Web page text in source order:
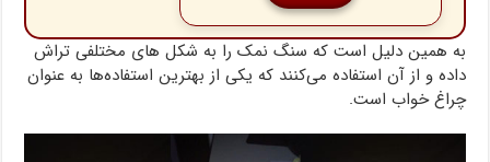
به همین دلیل است که سنگ نمک را به شکل های مختلفی تراش
داده و از آن استفاده می‌کنند که یکی از بهترین استفاده‌ها به عنوان
چراغ خواب است.